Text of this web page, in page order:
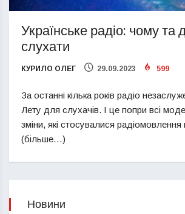
Українське радіо: чому та
слухати
КУРИЛО ОЛЕГ 29.09.2023 599
За останні кілька років радіо
Лету для слухачів. І це попри всі
зміни, які стосувалися радіомовлення
(більше…)
Новини